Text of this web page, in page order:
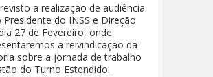
a realização de audiência
do INSS e Direção
27 de Fevereiro, onde
a reivindicação da
sobre a jornada de trabalho
do Turno Estendido.